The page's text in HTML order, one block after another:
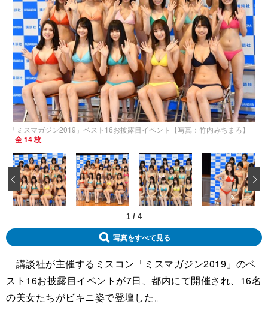
「ミスマガジン2019」ベスト16お披露目イベント【写真：竹内みちまろ】
全 14 枚
1 / 4
‹
写真をすべて見る
講談社が主催するミスコン「ミスマガジン2019」のベ
スト16お披露目イベントが7日、都内にて開催され、16名
の美女たちがビキニ姿で登壇した。